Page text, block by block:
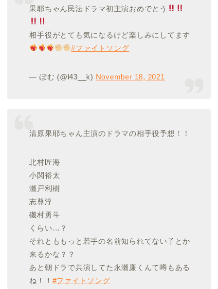
果耶ちゃん民法ドラマ初主演おめでとう
相手役がとても気になるけど楽しみにしてます
#ファイトソング
— ぽむ (@l43__k) November 18, 2021
清原果耶ちゃん主演のドラマの相手役予想！！
北村匠海
小関裕太
瀬戸利樹
志尊淳
磯村勇斗
くらい…？
それとももっと若手の名前知られてない子とか
来るかな？？
あと朝ドラで共演してた永瀬廉くんて噂もある
ね！！ #ファイトソング